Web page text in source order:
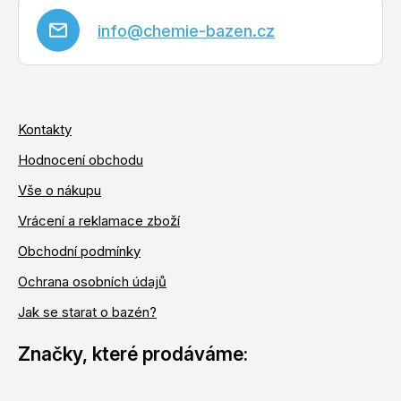
info@chemie-bazen.cz
Kontakty
Hodnocení obchodu
Vše o nákupu
Vrácení a reklamace zboží
Obchodní podmínky
Ochrana osobních údajů
Jak se starat o bazén?